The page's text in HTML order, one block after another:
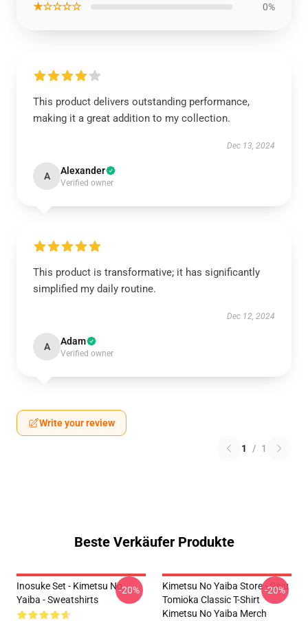
★☆☆☆☆ 0%
This product delivers outstanding performance,
making it a great addition to my collection.
Dec 13, 2024
A Alexander
Verified owner
This product is transformative; it has significantly
simplified my daily routine.
Dec 12, 2024
A Adam
Verified owner
Write your review
1 / 1
Beste Verkäufer Produkte
Inosuke Set - Kimetsu No
Yaiba - Sweatshirts
-20%
Kimetsu No Yaiba Store - Giyu
Tomioka Classic T-Shirt
Kimetsu No Yaiba Merch
-20%